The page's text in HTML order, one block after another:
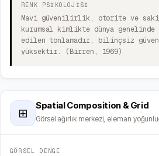
RENK PSİKOLOJİSİ
Mavi güvenilirlik, otorite ve
kurumsal kimlikte dünya genelinde
edilen tonlamadır; bilinçsiz güven
yüksektir. (Birren, 1969)
⊞
Spatial Composition & Grid
Görsel ağırlık merkezi, eleman
GÖRSEL DENGE